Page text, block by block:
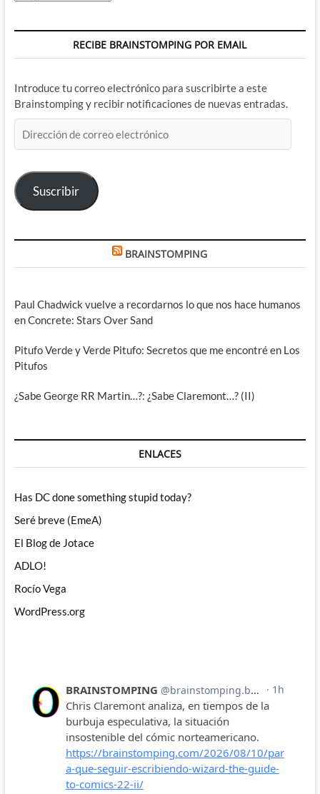
RECIBE BRAINSTOMPING POR EMAIL
Introduce tu correo electrónico para suscribirte a este
Brainstomping y recibir notificaciones de nuevas entradas.
de
electrónico
Suscribir
BRAINSTOMPING
Paul Chadwick vuelve a recordarnos lo que nos hace humanos
en Concrete: Stars Over Sand
Pitufo Verde y Verde Pitufo: Secretos que me encontré en Los
Pitufos
¿Sabe George RR Martin…?: ¿Sabe Claremont…? (II)
ENLACES
Has DC done something stupid today?
Seré breve (EmeA)
El Blog de Jotace
ADLO!
Rocío Vega
WordPress.org